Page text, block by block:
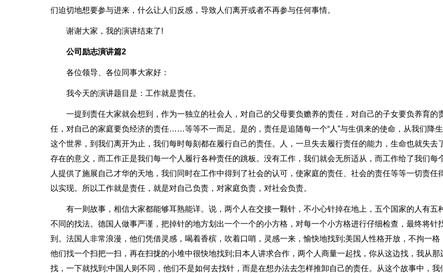
们迫切地想要参与进来，什么让人们反感，导致人们离开或者不再参与任何事情。
谢谢大家，我的演讲结束了!
公司励志演讲篇2
各位领导、各位同事大家好：
我今天的演讲题目是：工作就是责任。
一提到责任大家就会想到，作为一独立的社会人，对自己的父母要负赡养的责任，对自己的子女要负养育的
任，对自己的家庭要负经济的责任……等等不一而足。是的，责任是追随每一个“人”与生俱来的使命，从我们降生
这个世界，到我们离开为止，我们每时每刻都在履行自己的责任。人，一旦失去履行责任的能力，生命也就失去
存在的意义，而工作正是我们每一个人履行各种责任的跳板。没有工作，我们就会无所适从，而工作给了我们每
人提供了施展自己才华的天地，我们同时在工作中得到了社会的认可，使家庭的责任、社会的责任等等一切责任
以实现。所以工作就是责任，就是对自己负责，对家庭负责，对社会负责。
有一则故事，相信大家都能够耳熟能详。说，两个人在交接一颗针，不小心针掉在地上，五个国家的人有五
不同的找法。德国人做事严谨，把掉针的地方划出一个一个的小方格，对每一个小方格进行仔细检查，最终将针
到。法国人非常浪漫，他们凭借灵感，喝着香槟，吹着口哨，灵感一来，愉快地找到;美国人性格开放，不拘一格
他们找一个扫把一扫，再在扫拢的小堆中很快地找到;日本人讲求合作，两个人商量一起找，你从这边找，我从那
找，一下就找到;中国人则不同，他们不是如何去找针，而是在想办法去怎样推卸自己的责任。从这个故事中，我